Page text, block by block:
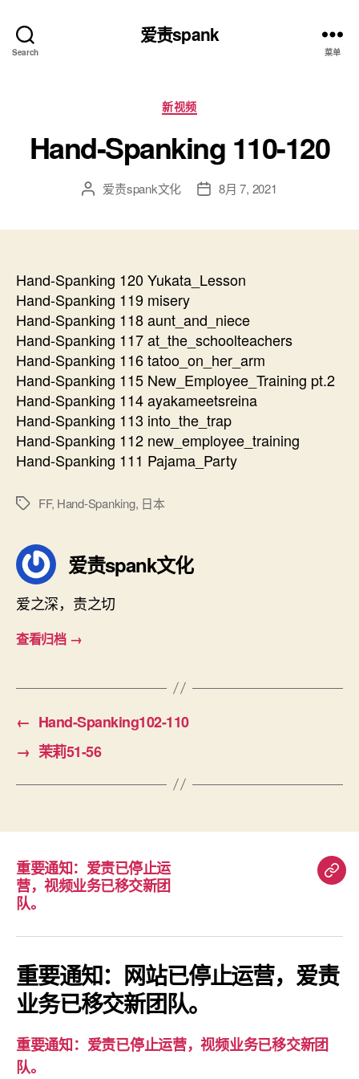
Search
爱责spank
菜单
分
类
新视频
Hand-Spanking 110-120
文 爱责spank文化
发 8月 7, 2021
Hand-Spanking 120 Yukata_Lesson
Hand-Spanking 119 misery
Hand-Spanking 118 aunt_and_niece
Hand-Spanking 117 at_the_schoolteachers
Hand-Spanking 116 tatoo_on_her_arm
Hand-Spanking 115 New_Employee_Training pt.2
Hand-Spanking 114 ayakameetsreina
Hand-Spanking 113 into_the_trap
Hand-Spanking 112 new_employee_training
Hand-Spanking 111 Pajama_Party
标
FF, Hand-Spanking, 日本
爱责spank文化
爱之深，责之切
查看归档 →
← Hand-Spanking102-110
→ 茉莉51-56
重要通知：爱责已停止运
营，视频业务已移交新团
队。
重
知：
爱
责
重要通知：网站已停止运营，爱责
业务已移交新团队。
重要通知：爱责已停止运营，视频业务已移交新团
队。